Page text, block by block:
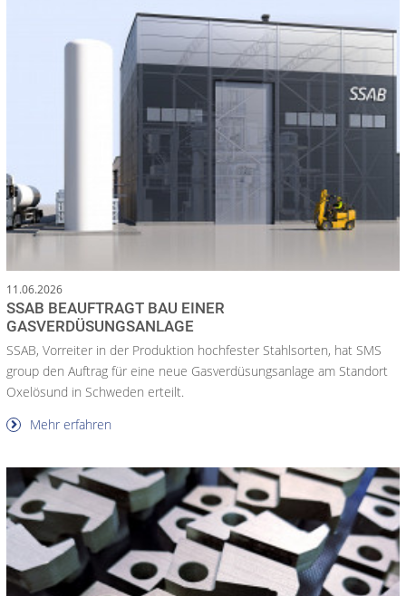
11.06.2026
SSAB BEAUFTRAGT BAU EINER
GASVERDÜSUNGSANLAGE
SSAB, Vorreiter in der Produktion hochfester Stahlsorten, hat SMS
group den Auftrag für eine neue Gasverdüsungsanlage am Standort
Oxelösund in Schweden erteilt.
Mehr erfahren